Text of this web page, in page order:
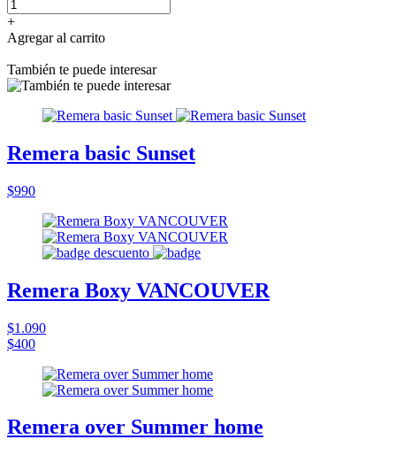
+
Agregar al carrito
También te puede interesar
Remera basic Sunset
$990
Remera Boxy VANCOUVER
$1.090
$400
Remera over Summer home